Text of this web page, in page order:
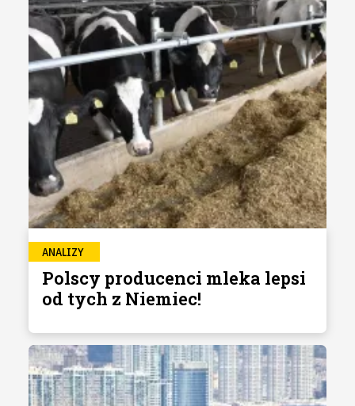
ANALIZY
Polscy producenci mleka lepsi
od tych z Niemiec!